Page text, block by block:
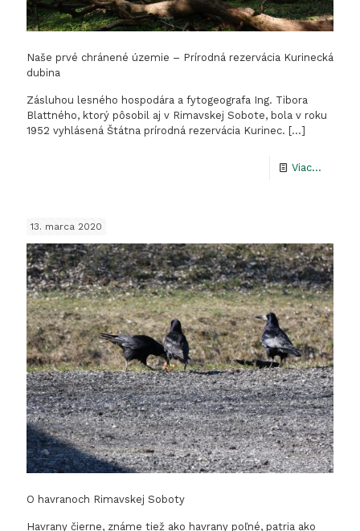
Naše prvé chránené územie – Prírodná rezervácia Kurinecká
dubina
Zásluhou lesného hospodára a fytogeografa Ing. Tibora
Blattného, ktorý pôsobil aj v Rimavskej Sobote, bola v roku
1952 vyhlásená Štátna prírodná rezervácia Kurinec. […]
Viac...
územie
–
dubina
13. marca 2020
O havranoch Rimavskej Soboty
Havrany čierne, známe tiež ako havrany poľné, patria ako